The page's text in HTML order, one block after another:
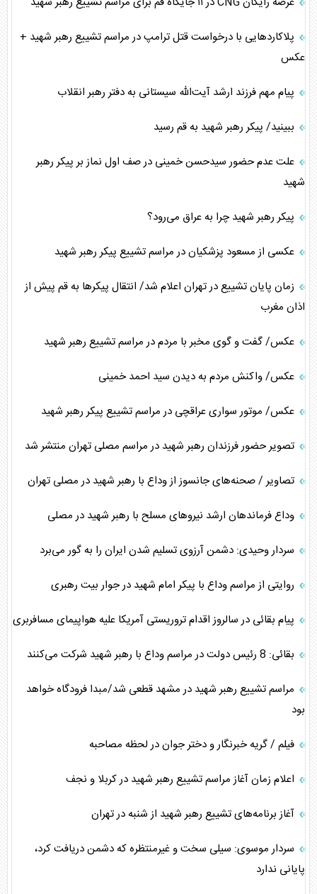
پلاکارد‌هایی با درخواست قتل ترامپ در مراسم تشییع رهبر شهید +
عکس
پیام مهم فرزند ارشد آیت‌الله سیستانی به دفتر رهبر انقلاب
ببینید/ پیکر رهبر شهید به قم رسید
علت عدم حضور سیدحسن خمینی در صف اول نماز بر پیکر رهبر
شهید
پیکر رهبر شهید چرا به عراق می‌رود؟
عکسی از مسعود پزشکیان در مراسم تشییع پیکر رهبر شهید
زمان پایان تشییع در تهران اعلام شد/ انتقال پیکر‌ها به قم پیش از
اذان مغرب
عکس/ گفت و گوی مخبر با مردم در مراسم تشییع رهبر شهید
عکس/ واکنش مردم به دیدن سید احمد خمینی
عکس/ موتور سواری عراقچی در مراسم تشییع پیکر رهبر شهید
تصویر حضور فرزندان رهبر شهید در مراسم مصلی تهران منتشر شد
تصاویر / صحنه‌های جانسوز از وداع با رهبر شهید در مصلی تهران
وداع فرماندهان ارشد نیروهای مسلح با رهبر شهید در مصلی
سردار وحیدی: دشمن آرزوی تسلیم شدن ایران را به گور می‌برد
روایتی از مراسم وداع با پیکر امام شهید در جوار بیت رهبری
پیام بقائی در سالروز اقدام تروریستی آمریکا علیه هواپیمای مسافربری
بقائی: 8 رئیس دولت در مراسم وداع با رهبر شهید شرکت می‌کنند
مراسم تشییع رهبر شهید در مشهد ‌قطعی شد/مبدا فرودگاه خواهد
بود
فیلم / گریه خبرنگار و دختر جوان در لحظه مصاحبه
اعلام زمان آغاز مراسم تشییع رهبر شهید در کربلا و نجف
آغاز برنامه‌های تشییع رهبر شهید از شنبه در تهران
سردار موسوی: سیلی سخت و غیرمنتظره که دشمن دریافت کرد،
پایانی ندارد